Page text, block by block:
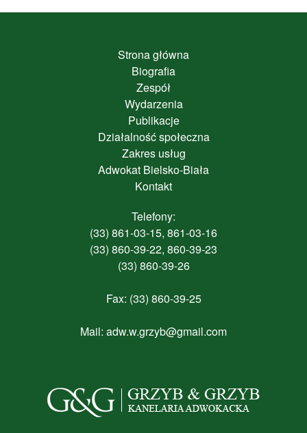
Strona główna
Biografia
Zespół
Wydarzenia
Publikacje
Działalność społeczna
Zakres usług
Adwokat Bielsko-Biała
Kontakt
Telefony:
(33) 861-03-15, 861-03-16
(33) 860-39-22, 860-39-23
(33) 860-39-26
Fax: (33) 860-39-25
Mail: adw.w.grzyb@gmail.com